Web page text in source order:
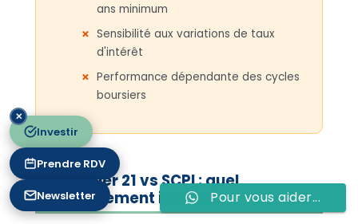
ans minimum
Sensibilité aux variations de taux
d'intérêt
Performance dépendante des cycles
boursiers
Immobilier 21 vs SCPI : quel
investissement immobilier choisir ?
Pour vous aider...
✕
Investir
Prendre RDV
Newsletter